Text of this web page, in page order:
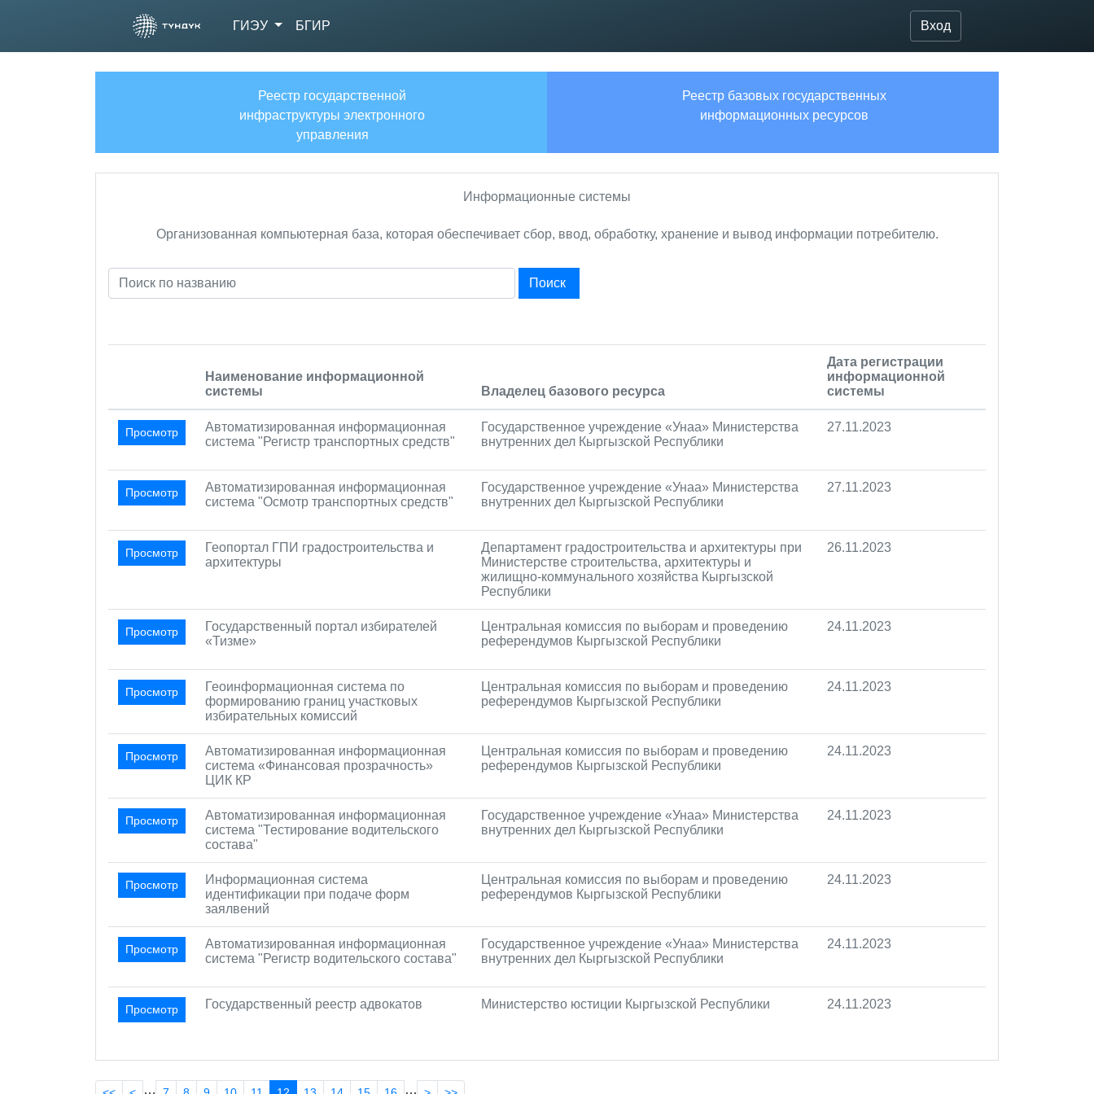
Вход
ГИЭУ БГИР
Реестр государственной
инфраструктуры электронного
управления
Реестр базовых государственных
информационных ресурсов
Информационные системы
Организованная компьютерная база, которая обеспечивает сбор, ввод, обработку, хранение и вывод информации потребителю.
Наименование информационной
системы
Владелец базового ресурса
Дата регистрации
информационной
системы
Просмотр
Автоматизированная информационная
система "Регистр транспортных средств"
Государственное учреждение «Унаа» Министерства
внутренних дел Кыргызской Республики
27.11.2023
Просмотр
Автоматизированная информационная
система "Осмотр транспортных средств"
Государственное учреждение «Унаа» Министерства
внутренних дел Кыргызской Республики
27.11.2023
Просмотр
Геопортал ГПИ градостроительства и
архитектуры
Департамент градостроительства и архитектуры при
Министерстве строительства, архитектуры и
жилищно-коммунального хозяйства Кыргызской
Республики
26.11.2023
Просмотр
Государственный портал избирателей
«Тизме»
Центральная комиссия по выборам и проведению
референдумов Кыргызской Республики
24.11.2023
Просмотр
Геоинформационная система по
формированию границ участковых
избирательных комиссий
Центральная комиссия по выборам и проведению
референдумов Кыргызской Республики
24.11.2023
Просмотр
Автоматизированная информационная
система «Финансовая прозрачность»
ЦИК КР
Центральная комиссия по выборам и проведению
референдумов Кыргызской Республики
24.11.2023
Просмотр
Автоматизированная информационная
система "Тестирование водительского
состава"
Государственное учреждение «Унаа» Министерства
внутренних дел Кыргызской Республики
24.11.2023
Просмотр
Информационная система
идентификации при подаче форм
заялвений
Центральная комиссия по выборам и проведению
референдумов Кыргызской Республики
24.11.2023
Просмотр
Автоматизированная информационная
система "Регистр водительского состава"
Государственное учреждение «Унаа» Министерства
внутренних дел Кыргызской Республики
24.11.2023
Просмотр Государственный реестр адвокатов Министерство юстиции Кыргызской Республики 24.11.2023
… …